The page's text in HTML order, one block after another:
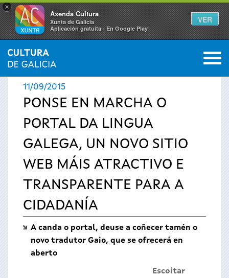
×
Axenda Cultura
Xunta de Galicia
Aplicación gratuíta - En Google Play
VER
Vostede
está
aquí
INICIO › ACTUALIDADE 0
11/09/2015
PONSE EN MARCHA O
PORTAL DA LINGUA
GALEGA, UN NOVO SITIO
WEB MÁIS ATRACTIVO E
TRANSPARENTE PARA A
CIDADANÍA
A canda o portal, deuse a coñecer tamén o
novo tradutor Gaio, que se ofrecerá en
aberto
Escoitar